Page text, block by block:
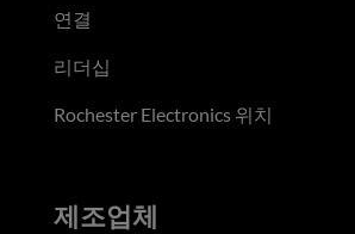
연결
리더십
Rochester Electronics 위치
제조업체